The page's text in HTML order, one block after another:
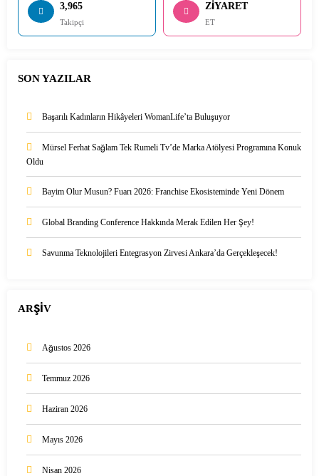
3,965
Takipçi
ZİYARET
ET
SON YAZILAR
Başarılı Kadınların Hikâyeleri WomanLife’ta Buluşuyor
Mürsel Ferhat Sağlam Tek Rumeli Tv’de Marka Atölyesi Programına Konuk
Oldu
Bayim Olur Musun? Fuarı 2026: Franchise Ekosisteminde Yeni Dönem
Global Branding Conference Hakkında Merak Edilen Her Şey!
Savunma Teknolojileri Entegrasyon Zirvesi Ankara’da Gerçekleşecek!
ARŞİV
Ağustos 2026
Temmuz 2026
Haziran 2026
Mayıs 2026
Nisan 2026